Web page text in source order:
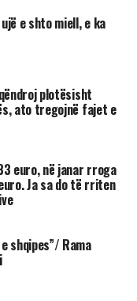
e shto miell, e ka
plotësisht
ato tregojnë fajet e
euro, në janar rroga
Ja sa do të rriten
shqipes”/ Rama